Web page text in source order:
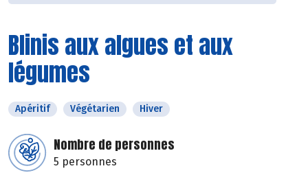
Blinis aux algues et aux
légumes
Apéritif Végétarien Hiver
Nombre de personnes
5 personnes